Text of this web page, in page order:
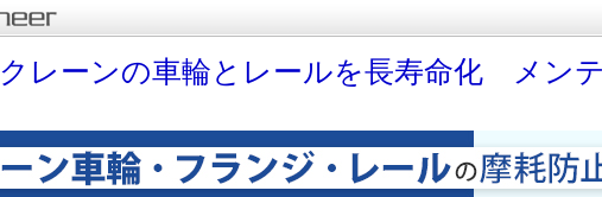
クレーンの車輪とレールを長寿命化 メン